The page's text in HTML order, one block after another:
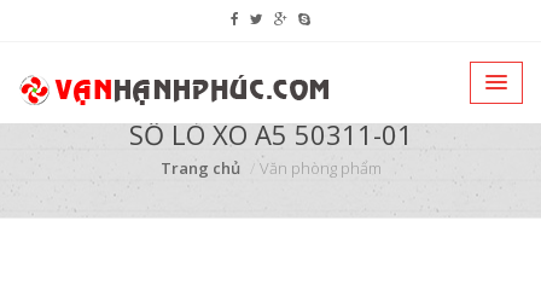
SỔ LÒ XO A5 50311-01
Trang chủ Văn phòng phẩm